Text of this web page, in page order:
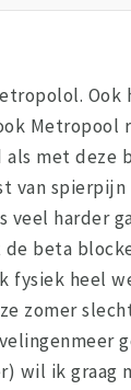
met
van
harder
beta
heel
zomer
wil ik